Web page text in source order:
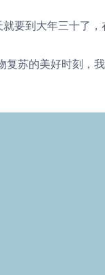
要到大年三十了
复苏的美好时刻，